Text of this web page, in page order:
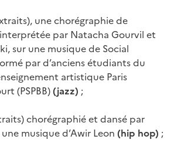
une chorégraphie de
par Natacha Gourvil et
sur une musique de Social
par d’anciens étudiants du
artistique Paris
(PSPBB)(jazz) ;
chorégraphié et dansé par
musique d’Awir Leon (hip hop) ;